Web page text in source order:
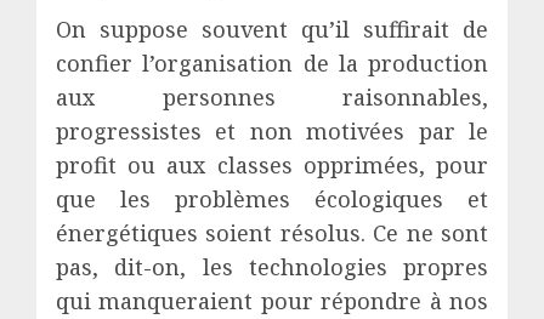
On suppose souvent qu’il suffirait de
confier l’organisation de la production
aux personnes raisonnables,
progressistes et non motivées par le
profit ou aux classes opprimées, pour
que les problèmes écologiques et
énergétiques soient résolus. Ce ne sont
pas, dit-on, les technologies propres
qui manqueraient pour répondre à nos